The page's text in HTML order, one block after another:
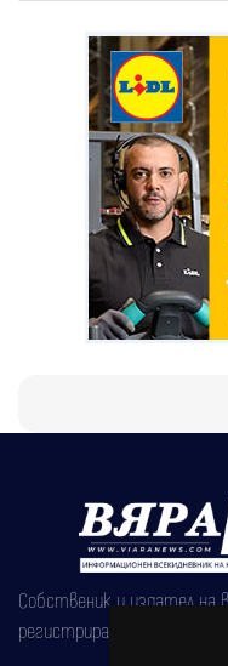
Собственик и издател на
регистрирана на 08.05.2002